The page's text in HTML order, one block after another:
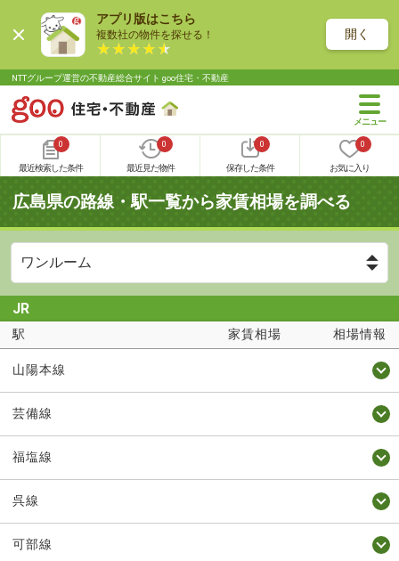
アプリ版はこちら
複数社の物件を探せる！ 開く
NTTグループ運営の不動産総合サイト goo住宅・不動産
0
最近検索した条件
0
最近見た物件
0
保存した条件
0
お気に入り
広島県の路線・駅一覧から家賃相場を調べる
JR
駅 家賃相場 相場情報
山陽本線
芸備線
福塩線
呉線
可部線